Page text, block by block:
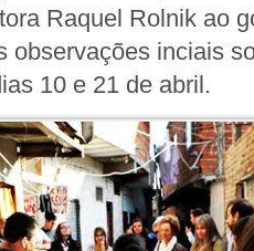
Raquel Rolnik ao
observações inciais
10 e 21 de abril.